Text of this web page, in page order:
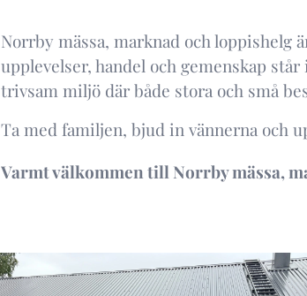
Norrby mässa, marknad och loppishelg
upplevelser, handel och gemenskap
trivsam miljö där både stora och små
Ta med familjen, bjud in vännerna och
Varmt välkommen till Norrby mässa,